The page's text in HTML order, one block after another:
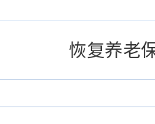
恢复养老